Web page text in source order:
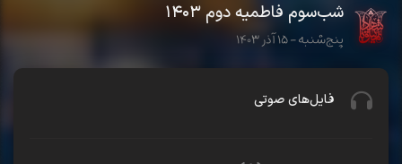
شب‌سوم فاطمیه دوم ۱۴۰۳
پنج‌شنبه - ۱۵ آذر ۱۴۰۳
فایل‌های صوتی